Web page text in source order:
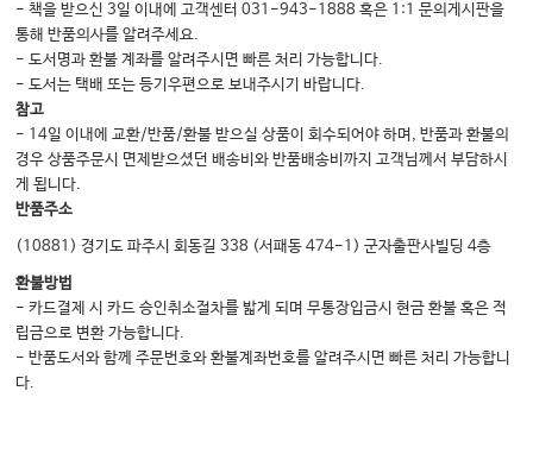
- 책을 받으신 3일 이내에 고객센터 031-943-1888 혹은 1:1 문의게시판을
통해 반품의사를 알려주세요.
- 도서명과 환불 계좌를 알려주시면 빠른 처리 가능합니다.
- 도서는 택배 또는 등기우편으로 보내주시기 바랍니다.
참고
- 14일 이내에 교환/반품/환불 받으실 상품이 회수되어야 하며, 반품과 환불의
경우 상품주문시 면제받으셨던 배송비와 반품배송비까지 고객님께서 부담하시
게 됩니다.
반품주소
(10881) 경기도 파주시 회동길 338 (서패동 474-1) 군자출판사빌딩 4층
환불방법
- 카드결제 시 카드 승인취소절차를 밟게 되며 무통장입금시 현금 환불 혹은 적
립금으로 변환 가능합니다.
- 반품도서와 함께 주문번호와 환불계좌번호를 알려주시면 빠른 처리 가능합니
다.